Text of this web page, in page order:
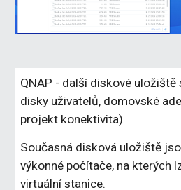
QNAP - další diskové uložiště
disky uživatelů, domovské
projekt konektivita)
Současná disková uložiště
výkonné počítače, na kterých
virtuální stanice.